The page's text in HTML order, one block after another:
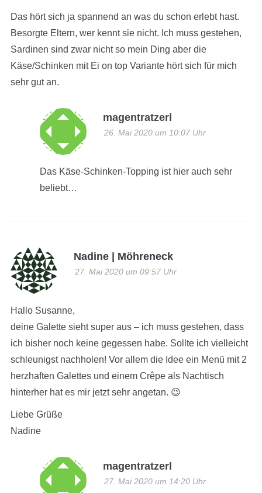
Das hört sich ja spannend an was du schon erlebt hast.
Besorgte Eltern, wer kennt sie nicht. Ich muss gestehen,
Sardinen sind zwar nicht so mein Ding aber die
Käse/Schinken mit Ei on top Variante hört sich für mich
sehr gut an.
magentratzerl
26. Mai 2020 um 10:07 Uhr
Das Käse-Schinken-Topping ist hier auch sehr
beliebt…
Nadine | Möhreneck
27. Mai 2020 um 09:57 Uhr
Hallo Susanne,
deine Galette sieht super aus – ich muss gestehen, dass
ich bisher noch keine gegessen habe. Sollte ich vielleicht
schleunigst nachholen! Vor allem die Idee ein Menü mit 2
herzhaften Galettes und einem Crêpe als Nachtisch
hinterher hat es mir jetzt sehr angetan. 😉
Liebe Grüße
Nadine
magentratzerl
27. Mai 2020 um 14:20 Uhr